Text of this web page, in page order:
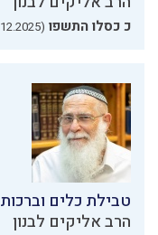
כ כסלו התשפו (10.12.2025)
טבילת כלים וברכות
הרב אליקים לבנון